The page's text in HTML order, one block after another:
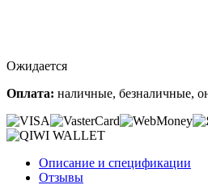
Ожидается
Оплата: наличные, безналичные,
Описание и спецификации
Отзывы